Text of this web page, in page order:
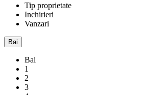
Tip proprietate
Inchirieri
Vanzari
Bai
Bai
1
2
3